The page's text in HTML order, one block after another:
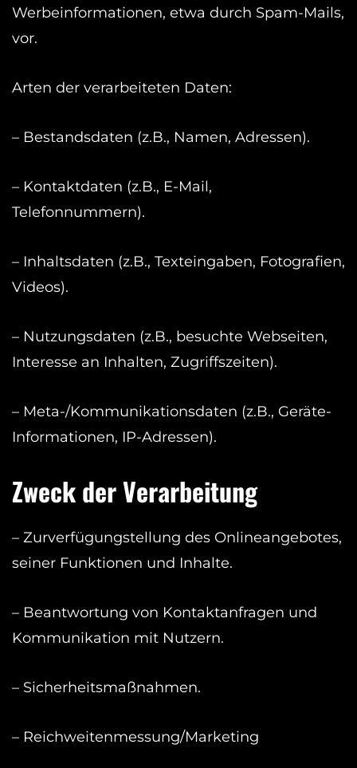
Werbeinformationen, etwa durch Spam-Mails,
vor.
Arten der verarbeiteten Daten:
– Bestandsdaten (z.B., Namen, Adressen).
– Kontaktdaten (z.B., E-Mail,
Telefonnummern).
– Inhaltsdaten (z.B., Texteingaben, Fotografien,
Videos).
– Nutzungsdaten (z.B., besuchte Webseiten,
Interesse an Inhalten, Zugriffszeiten).
– Meta-/Kommunikationsdaten (z.B., Geräte-
Informationen, IP-Adressen).
Zweck der Verarbeitung
– Zurverfügungstellung des Onlineangebotes,
seiner Funktionen und Inhalte.
– Beantwortung von Kontaktanfragen und
Kommunikation mit Nutzern.
– Sicherheitsmaßnahmen.
– Reichweitenmessung/Marketing